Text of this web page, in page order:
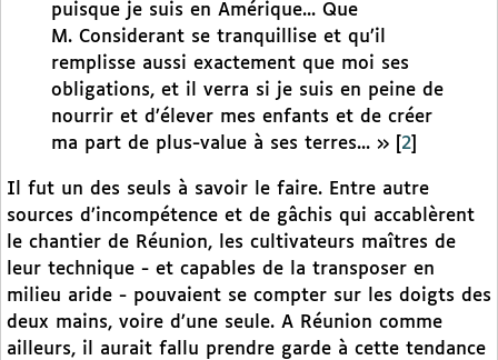
puisque je suis en Amérique... Que
M. Considerant se tranquillise et qu’il
remplisse aussi exactement que moi ses
obligations, et il verra si je suis en peine de
nourrir et d’élever mes enfants et de créer
ma part de plus-value à ses terres... »
2
Il fut un des seuls à savoir le faire. Entre autre
sources d’incompétence et de gâchis qui accablèrent
le chantier de Réunion, les cultivateurs maîtres de
leur technique - et capables de la transposer en
milieu aride - pouvaient se compter sur les doigts des
deux mains, voire d’une seule. A Réunion comme
ailleurs, il aurait fallu prendre garde à cette tendance